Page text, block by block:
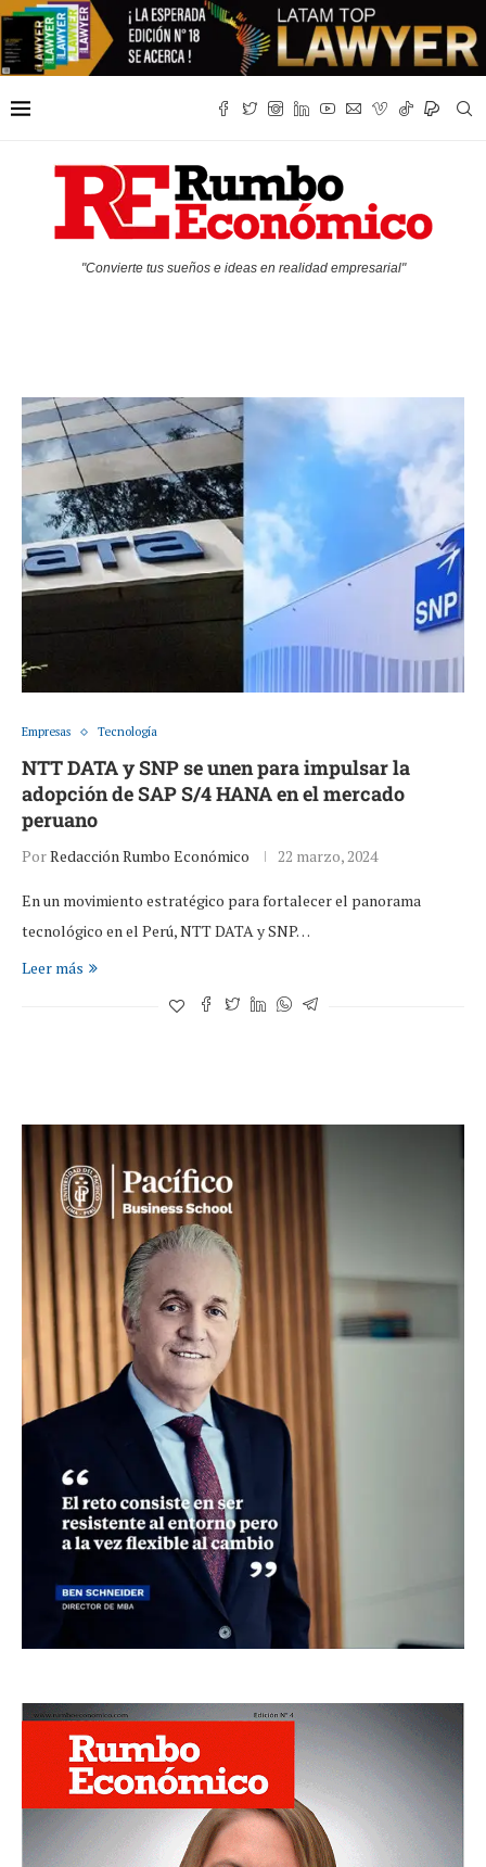
"Convierte tus sueños e ideas en realidad empresarial"
Empresas Tecnología
NTT DATA y SNP se unen para impulsar la
adopción de SAP S/4 HANA en el mercado
peruano
PorRedacción Rumbo Económico 22 marzo, 2024
En un movimiento estratégico para fortalecer el panorama
tecnológico en el Perú, NTT DATA y SNP…
Leer más